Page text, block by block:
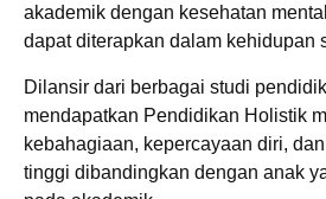
akademik dengan kesehatan
dapat diterapkan dalam kehidupan
Dilansir dari berbagai studi
mendapatkan Pendidikan Holistik
kebahagiaan, kepercayaan diri,
tinggi dibandingkan dengan anak